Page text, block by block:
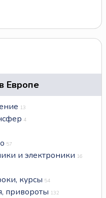
Европе
13
4
57
и электроники 16
курсы 54
привороты 132